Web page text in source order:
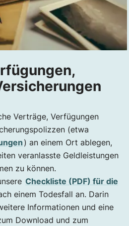
Verträge, Verfügungen
(etwa
) an einem Ort ablegen,
veranlasste Geldleistungen
zu können.
Checkliste (PDF) für die
einem Todesfall an. Darin
Informationen und eine
Download und zum